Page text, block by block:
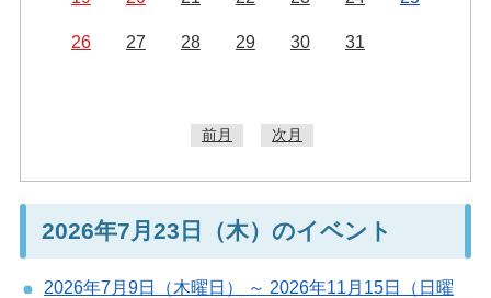
26 27 28 29 30 31
前月 次月
2026年7月23日（木）のイベント
2026年7月9日（木曜日） ～ 2026年11月15日（日曜